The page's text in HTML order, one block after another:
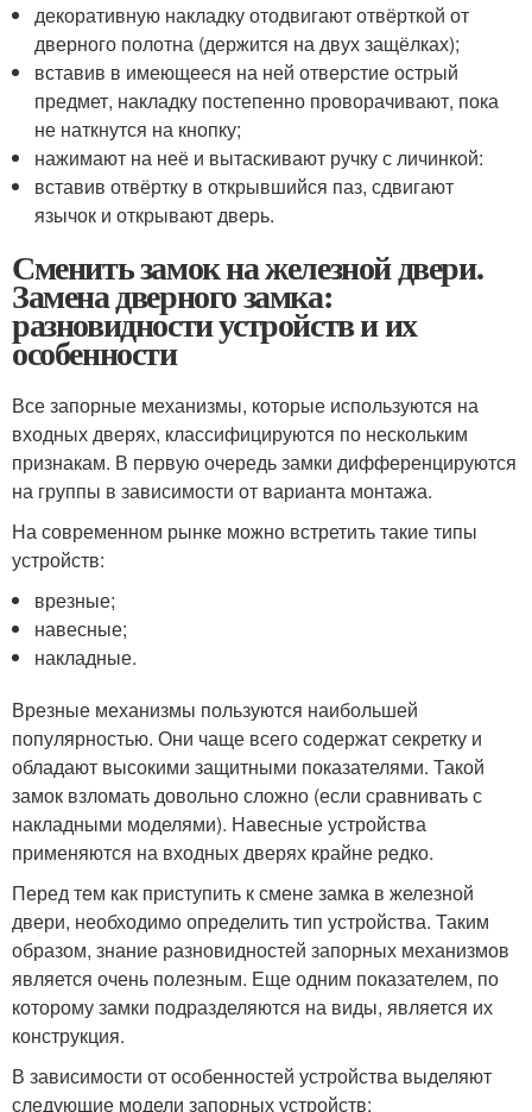
декоративную накладку отодвигают отвёрткой от
дверного полотна (держится на двух защёлках);
вставив в имеющееся на ней отверстие острый
предмет, накладку постепенно проворачивают, пока
не наткнутся на кнопку;
нажимают на неё и вытаскивают ручку с личинкой:
вставив отвёртку в открывшийся паз, сдвигают
язычок и открывают дверь.
Сменить замок на железной двери.
Замена дверного замка:
разновидности устройств и их
особенности
Все запорные механизмы, которые используются на
входных дверях, классифицируются по нескольким
признакам. В первую очередь замки дифференцируются
на группы в зависимости от варианта монтажа.
На современном рынке можно встретить такие типы
устройств:
врезные;
навесные;
накладные.
Врезные механизмы пользуются наибольшей
популярностью. Они чаще всего содержат секретку и
обладают высокими защитными показателями. Такой
замок взломать довольно сложно (если сравнивать с
накладными моделями). Навесные устройства
применяются на входных дверях крайне редко.
Перед тем как приступить к смене замка в железной
двери, необходимо определить тип устройства. Таким
образом, знание разновидностей запорных механизмов
является очень полезным. Еще одним показателем, по
которому замки подразделяются на виды, является их
конструкция.
В зависимости от особенностей устройства выделяют
следующие модели запорных устройств: